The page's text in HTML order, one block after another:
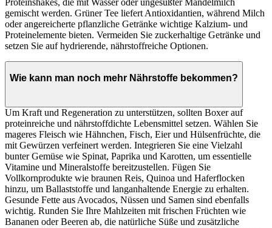
Proteinshakes, die mit Wasser oder ungesüßter Mandelmilch
gemischt werden. Grüner Tee liefert Antioxidantien, während Milch
oder angereicherte pflanzliche Getränke wichtige Kalzium- und
Proteinelemente bieten. Vermeiden Sie zuckerhaltige Getränke und
setzen Sie auf hydrierende, nährstoffreiche Optionen.
Wie kann man noch mehr Nährstoffe bekommen?
Um Kraft und Regeneration zu unterstützen, sollten Boxer auf
proteinreiche und nährstoffdichte Lebensmittel setzen. Wählen Sie
mageres Fleisch wie Hähnchen, Fisch, Eier und Hülsenfrüchte, die
mit Gewürzen verfeinert werden. Integrieren Sie eine Vielzahl
bunter Gemüse wie Spinat, Paprika und Karotten, um essentielle
Vitamine und Mineralstoffe bereitzustellen. Fügen Sie
Vollkornprodukte wie braunen Reis, Quinoa und Haferflocken
hinzu, um Ballaststoffe und langanhaltende Energie zu erhalten.
Gesunde Fette aus Avocados, Nüssen und Samen sind ebenfalls
wichtig. Runden Sie Ihre Mahlzeiten mit frischen Früchten wie
Bananen oder Beeren ab, die natürliche Süße und zusätzliche